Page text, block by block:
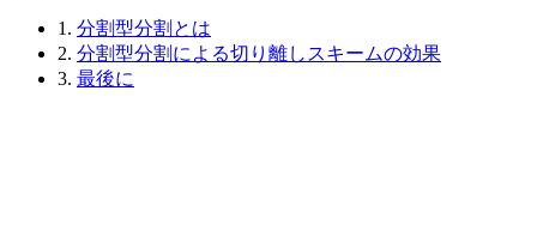
1. 分割型分割とは
2. 分割型分割による切り離しスキームの効果
3. 最後に